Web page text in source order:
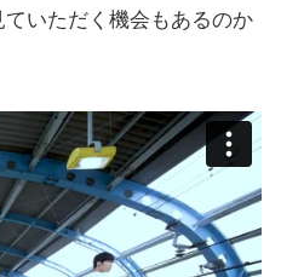
いただく機会もあるのか